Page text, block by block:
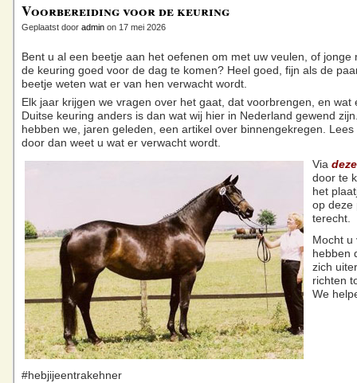
Voorbereiding voor de keuring
Geplaatst door admin on 17 mei 2026
Bent u al een beetje aan het oefenen om met uw veulen, of jonge
de keuring goed voor de dag te komen? Heel goed, fijn als de
beetje weten wat er van hen verwacht wordt.
Elk jaar krijgen we vragen over het gaat, dat voorbrengen, en wat
Duitse keuring anders is dan wat wij hier in Nederland gewend
hebben we, jaren geleden, een artikel over binnengekregen. Lees
door dan weet u wat er verwacht wordt.
Via
door te
het
op deze
terecht.
Mocht u
hebben
zich
richten
We
#hebjijeentrakehner